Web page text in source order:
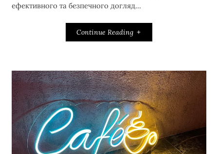
ефективного та безпечного догляд...
Continue Reading